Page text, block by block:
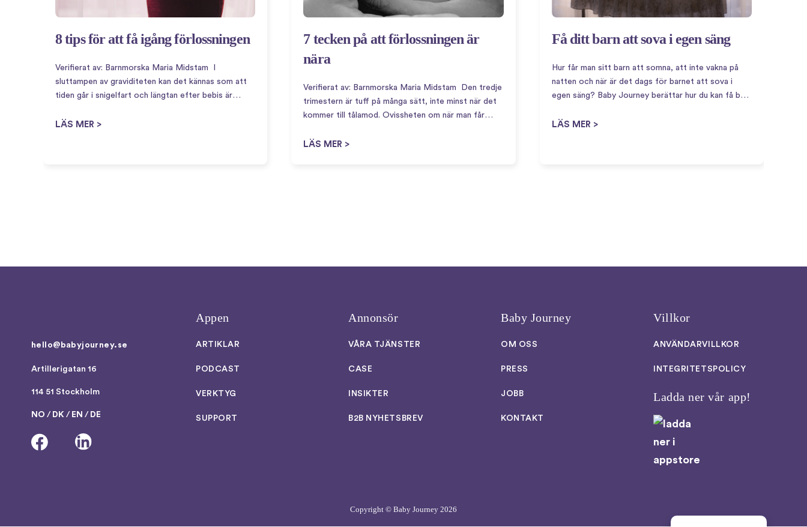
8 tips för att få igång förlossningen
Verifierat av: Barnmorska Maria Midstam I
sluttampen av graviditeten kan det kännas som att
tiden går i snigelfart och längtan efter bebis är
det finns en uppsjö av husmorsknep för att…
LÄS MER >
7 tecken på att förlossningen är
nära
Verifierat av: Barnmorska Maria Midstam Den tredje
trimestern är tuff på många sätt, inte minst när det
kommer till tålamod. Ovissheten om när man får
Sanningen är att vi inte vet varför en…
LÄS MER >
Få ditt barn att sova i egen säng
Hur får man sitt barn att somna, att inte vakna på
natten och när är det dags för barnet att sova i
egen säng? Baby Journey berättar hur du kan få barn
LÄS MER >
hello@babyjourney.se
Artillerigatan 16
114 51 Stockholm
NO / DK / EN / DE
Appen
ARTIKLAR
PODCAST
VERKTYG
SUPPORT
Annonsör
VÅRA TJÄNSTER
CASE
INSIKTER
B2B NYHETSBREV
Baby Journey
OM OSS
PRESS
JOBB
KONTAKT
Villkor
ANVÄNDARVILLKOR
INTEGRITETSPOLICY
Ladda ner vår app!
Copyright © Baby Journey 2026